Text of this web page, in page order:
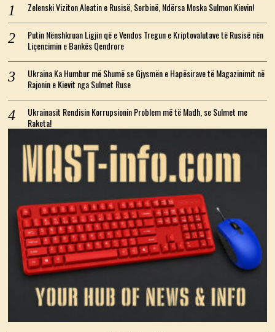
Zelenski Viziton Aleatin e Rusisë, Serbinë, Ndërsa Moska Sulmon Kievin!
Putin Nënshkruan Ligjin që e Vendos Tregun e Kriptovalutave të Rusisë nën
Liçencimin e Bankës Qendrore
Ukraina Ka Humbur më Shumë se Gjysmën e Hapësirave të Magazinimit në
Rajonin e Kievit nga Sulmet Ruse
Ukrainasit Rendisin Korrupsionin Problem më të Madh, se Sulmet me
Raketa!